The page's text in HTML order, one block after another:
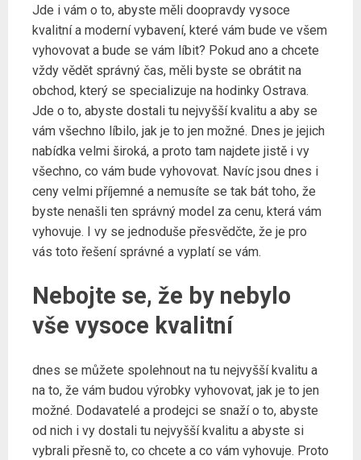
Jde i vám o to, abyste měli doopravdy vysoce
kvalitní a moderní vybavení, které vám bude ve všem
vyhovovat a bude se vám líbit? Pokud ano a chcete
vždy vědět správný čas, měli byste se obrátit na
obchod, který se specializuje na hodinky Ostrava.
Jde o to, abyste dostali tu nejvyšší kvalitu a aby se
vám všechno líbilo, jak je to jen možné. Dnes je jejich
nabídka velmi široká, a proto tam najdete jistě i vy
všechno, co vám bude vyhovovat. Navíc jsou dnes i
ceny velmi příjemné a nemusíte se tak bát toho, že
byste nenašli ten správný model za cenu, která vám
vyhovuje. I vy se jednoduše přesvědčte, že je pro
vás toto řešení správné a vyplatí se vám.
Nebojte se, že by nebylo
vše vysoce kvalitní
dnes se můžete spolehnout na tu nejvyšší kvalitu a
na to, že vám budou výrobky vyhovovat, jak je to jen
možné. Dodavatelé a prodejci se snaží o to, abyste
od nich i vy dostali tu nejvyšší kvalitu a abyste si
vybrali přesně to, co chcete a co vám vyhovuje. Proto